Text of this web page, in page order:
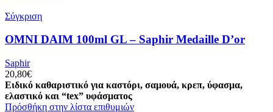
Σύγκριση
OMNI DAIM 100ml GL – Saphir Medaille D’or
Saphir
20,80€
Ειδικό καθαριστικό για καστόρι, σαμουά, κρεπ, ύφασμα,
ελαστικό και “tex” υφάσματος
Πρόσθήκη στην λίστα επιθυμιών